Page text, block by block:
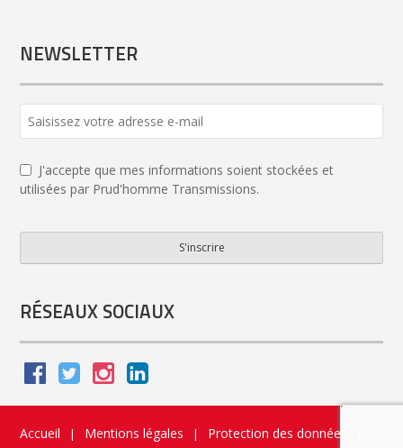
NEWSLETTER
J'accepte que mes informations soient stockées et
utilisées par Prud'homme Transmissions.
S'inscrire
RÉSEAUX SOCIAUX
Accueil | Mentions légales | Protection des données